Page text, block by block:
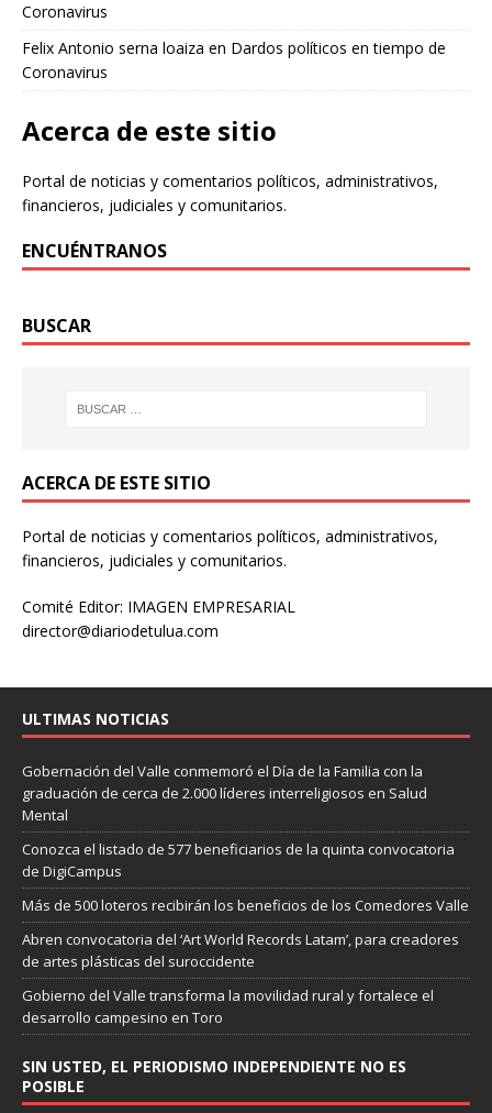
Coronavirus
Felix Antonio serna loaiza en Dardos políticos en tiempo de
Coronavirus
Acerca de este sitio
Portal de noticias y comentarios políticos, administrativos,
financieros, judiciales y comunitarios.
ENCUÉNTRANOS
BUSCAR
ACERCA DE ESTE SITIO
Portal de noticias y comentarios políticos, administrativos,
financieros, judiciales y comunitarios.
Comité Editor: IMAGEN EMPRESARIAL
director@diariodetulua.com
ULTIMAS NOTICIAS
Gobernación del Valle conmemoró el Día de la Familia con la
graduación de cerca de 2.000 líderes interreligiosos en Salud
Mental
Conozca el listado de 577 beneficiarios de la quinta convocatoria
de DigiCampus
Más de 500 loteros recibirán los beneficios de los Comedores Valle
Abren convocatoria del ‘Art World Records Latam’, para creadores
de artes plásticas del suroccidente
Gobierno del Valle transforma la movilidad rural y fortalece el
desarrollo campesino en Toro
SIN USTED, EL PERIODISMO INDEPENDIENTE NO ES
POSIBLE